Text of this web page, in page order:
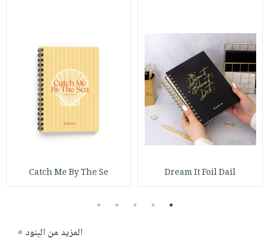
Dream It Foil Dail
Catch Me By The Se
1
2
3
4
5
المزيد من البنود »